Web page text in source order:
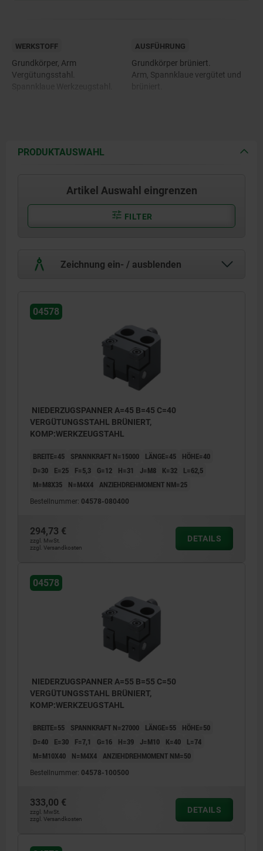
WERKSTOFF
Grundkörper, Arm
Vergütungsstahl.
AUSFÜHRUNG
Grundkörper brüniert.
Arm, Spannklaue vergütet und
PRODUKTAUSWAHL
Artikel Auswahl eingrenzen
FILTER
Zeichnung ein- / ausblenden
04578
NIEDERZUGSPANNER A=45 B=45 C=40
VERGÜTUNGSSTAHL BRÜNIERT,
KOMP:WERKZEUGSTAHL
BREITE=45 SPANNKRAFT N=15000 LÄNGE=45
HÖHE=40
D=30
E=25 F=5,3 G=12 H=31 J=M8 K=32
L=62,5
M=M8X35
N=M4X4 ANZIEHDREHMOMENT NM=25
Bestellnummer: 04578-080400
294,73 €
zzgl. MwSt.
zzgl. Versandkosten
DETAILS
04578
NIEDERZUGSPANNER A=55 B=55 C=50
VERGÜTUNGSSTAHL BRÜNIERT,
KOMP:WERKZEUGSTAHL
BREITE=55 SPANNKRAFT N=27000 LÄNGE=55
HÖHE=50
D=40
E=30 F=7,1 G=16 H=39 J=M10 K=40
L=74
M=M10X40
N=M4X4 ANZIEHDREHMOMENT NM=50
Bestellnummer: 04578-100500
333,00 €
zzgl. MwSt.
zzgl. Versandkosten
DETAILS